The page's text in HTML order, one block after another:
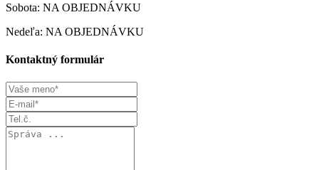
Sobota: NA OBJEDNÁVKU
Nedeľa: NA OBJEDNÁVKU
Kontaktný formulár